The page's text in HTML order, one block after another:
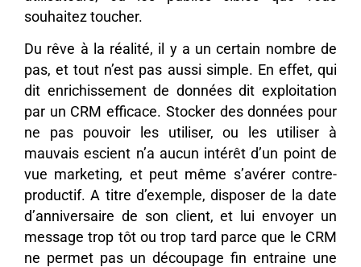
souhaitez toucher.
Du rêve à la réalité, il y a un certain nombre de
pas, et tout n’est pas aussi simple. En effet, qui
dit enrichissement de données dit exploitation
par un CRM efficace. Stocker des données pour
ne pas pouvoir les utiliser, ou les utiliser à
mauvais escient n’a aucun intérêt d’un point de
vue marketing, et peut même s’avérer contre-
productif. A titre d’exemple, disposer de la date
d’anniversaire de son client, et lui envoyer un
message trop tôt ou trop tard parce que le CRM
ne permet pas un découpage fin entraine une